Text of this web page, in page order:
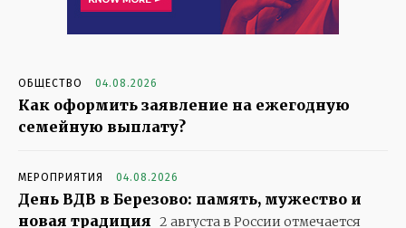
ОБЩЕСТВО 04.08.2026
Как оформить заявление на ежегодную
семейную выплату?
МЕРОПРИЯТИЯ 04.08.2026
День ВДВ в Березово: память, мужество и
новая традиция 2 августа в России отмечается